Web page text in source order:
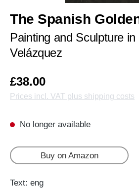
The Spanish
Painting and Sculpture
Velázquez
£38.00
Prices incl. VAT plus shipping costs
No longer available
Buy on Amazon
Text: eng